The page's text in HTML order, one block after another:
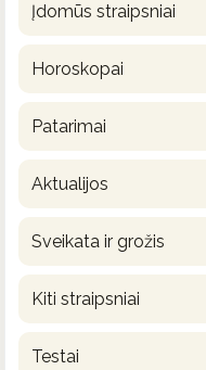
Įdomūs straipsniai
Horoskopai
Patarimai
Aktualijos
Sveikata ir grožis
Kiti straipsniai
Testai